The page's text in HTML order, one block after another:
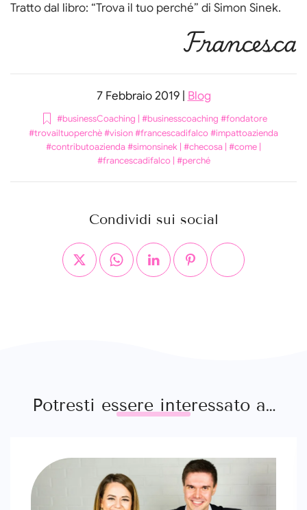
Tratto dal libro: “Trova il tuo perché” di Simon Sinek.
Francesca
7 Febbraio 2019| Blog
#businessCoaching #businesscoaching #fondatore
#trovailtuoperchè #vision #francescadifalco #impattoazienda
#contributoazienda #simonsinek | #checosa | #come |
#francescadifalco| #perché
Condividi sui social
Potresti essere interessato a…